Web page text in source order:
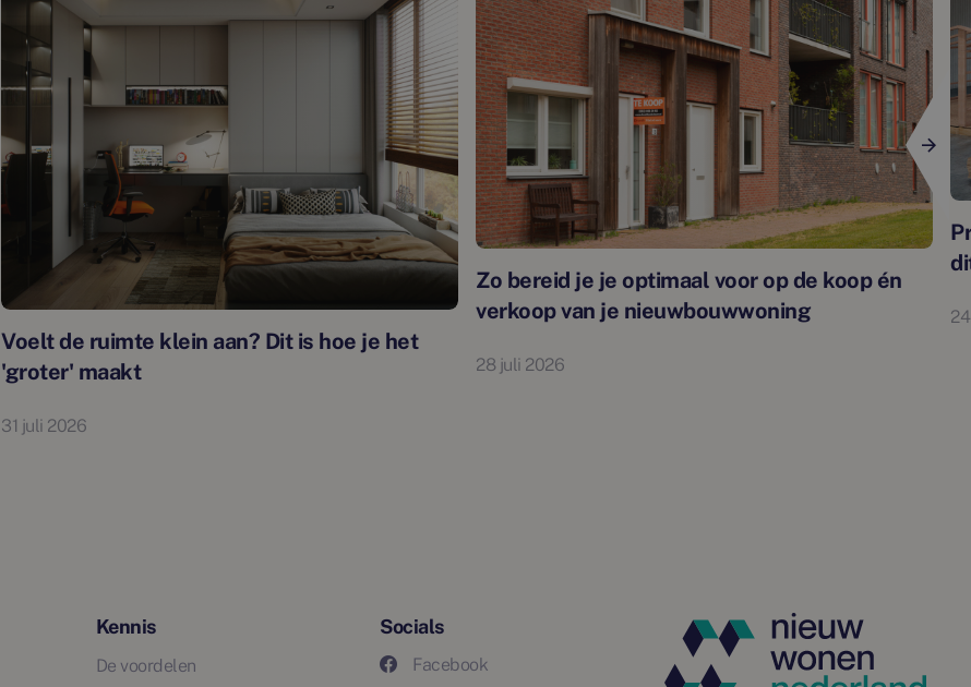
Voelt de ruimte klein aan? Dit is hoe je het
'groter' maakt
31 juli 2026
Zo bereid je je optimaal voor op de koop én
verkoop van je nieuwbouwwoning
28 juli 2026
Kennis
De voordelen
Socials
Facebook